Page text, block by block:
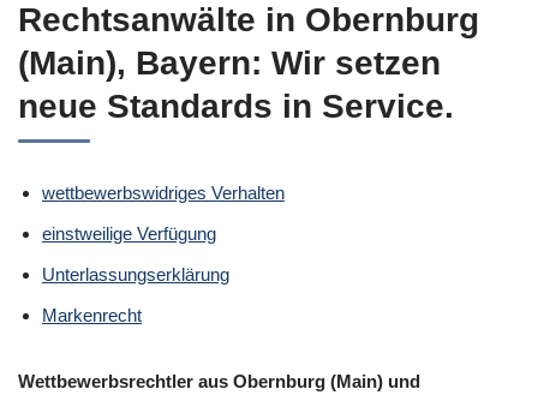
Rechtsanwälte in Obernburg
(Main), Bayern: Wir setzen
neue Standards in Service.
wettbewerbswidriges Verhalten
einstweilige Verfügung
Unterlassungserklärung
Markenrecht
Wettbewerbsrechtler aus Obernburg (Main) und